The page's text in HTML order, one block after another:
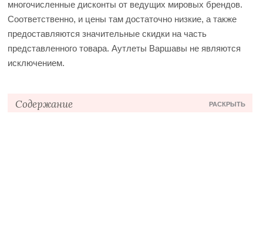
многочисленные дисконты от ведущих мировых брендов.
Соответственно, и цены там достаточно низкие, а также
предоставляются значительные скидки на часть
представленного товара. Аутлеты Варшавы не являются
исключением.
Содержание РАСКРЫТЬ